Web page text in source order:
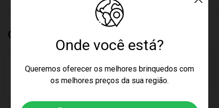
Onde você está?
Queremos oferecer os melhores brinquedos com
os melhores preços da sua região.
Quem Comprou, Também Levou
PREÇO EXCLUSIVO PREÇO EXCLUSIVO